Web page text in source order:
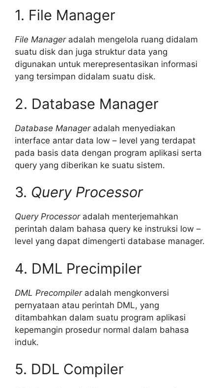
1. File Manager
File Manageradalah mengelola ruang didalam
suatu disk dan juga struktur data yang
digunakan untuk merepresentasikan informasi
yang tersimpan didalam suatu disk.
2. Database Manager
Database Manageradalah menyediakan
interface antar data low – level yang terdapat
pada basis data dengan program aplikasi serta
query yang diberikan ke suatu sistem.
3. Query Processor
Query Processoradalah menterjemahkan
perintah dalam bahasa query ke instruksi low –
level yang dapat dimengerti database manager.
4. DML Precimpiler
DML Precompileradalah mengkonversi
pernyataan atau perintah DML, yang
ditambahkan dalam suatu program aplikasi
kepemangin prosedur normal dalam bahasa
induk.
5. DDL Compiler